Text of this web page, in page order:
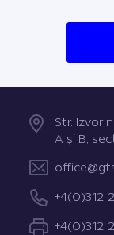
Str. Izvor
A şi B,
+4(0)312
+4(0)312